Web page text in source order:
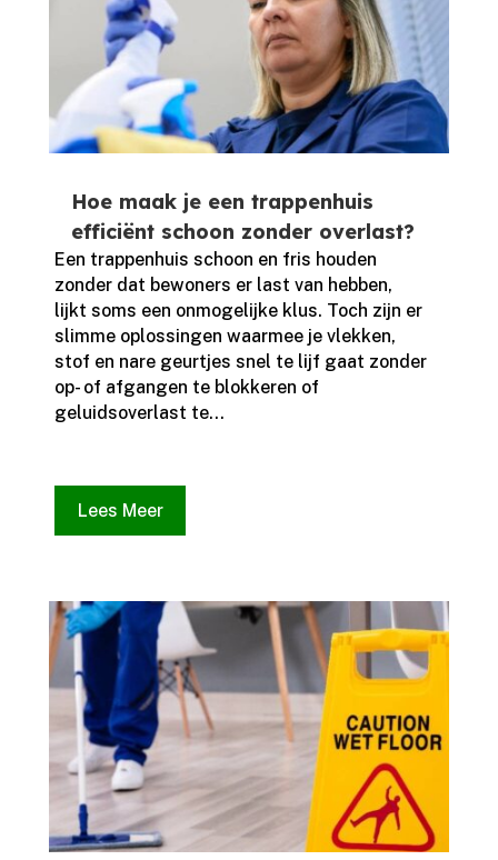
Hoe maak je een trappenhuis
efficiënt schoon zonder overlast?
Een trappenhuis schoon en fris houden
zonder dat bewoners er last van hebben,
lijkt soms een onmogelijke klus.​ Toch zijn er
slimme oplossingen waarmee je vlekken,
stof en nare geurtjes snel te lijf gaat zonder
op- of afgangen te blokkeren of
geluidsoverlast te...
Lees Meer